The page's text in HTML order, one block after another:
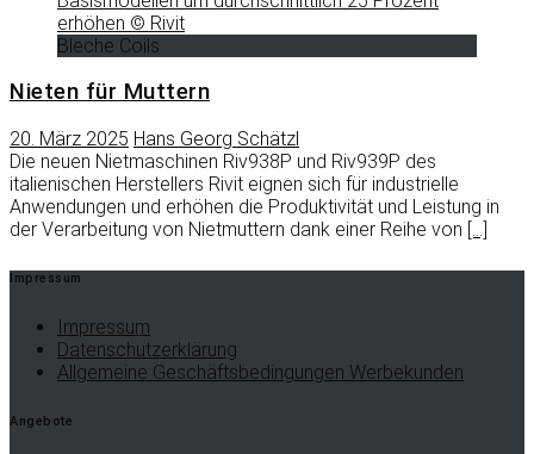
Bleche Coils
Nieten für Muttern
20. März 2025 Hans Georg Schätzl
Die neuen Nietmaschinen Riv938P und Riv939P des
italienischen Herstellers Rivit eignen sich für industrielle
Anwendungen und erhöhen die Produktivität und Leistung in
der Verarbeitung von Nietmuttern dank einer Reihe von […]
Impressum
Impressum
Datenschutzerklärung
Allgemeine Geschäftsbedingungen Werbekunden
Angebote